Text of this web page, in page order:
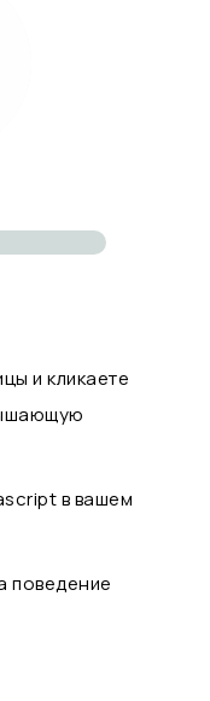
и кликаете
в вашем
поведение